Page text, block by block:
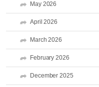
May 2026
April 2026
March 2026
February 2026
December 2025